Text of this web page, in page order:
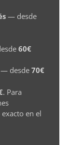
— desde
60€
— desde 70€
. Para
en el